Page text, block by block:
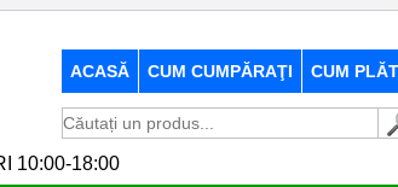
ACASĂ CUM CUMPĂRAŢI CUM
10:00-18:00